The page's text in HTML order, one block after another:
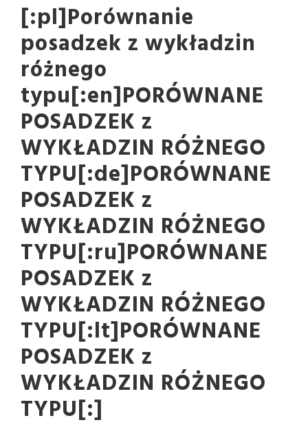
[:pl]Porównanie
posadzek z wykładzin
różnego
typu[:en]PORÓWNANE
POSADZEK z
WYKŁADZIN RÓŻNEGO
TYPU[:de]PORÓWNANE
POSADZEK z
WYKŁADZIN RÓŻNEGO
TYPU[:ru]PORÓWNANE
POSADZEK z
WYKŁADZIN RÓŻNEGO
TYPU[:lt]PORÓWNANE
POSADZEK z
WYKŁADZIN RÓŻNEGO
TYPU[:]